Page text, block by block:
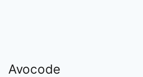
Avocode